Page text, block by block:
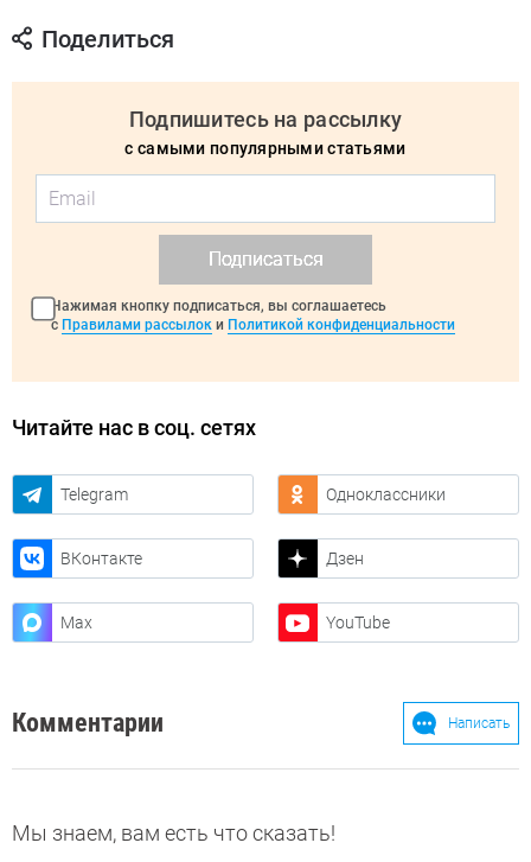
Поделиться
Подпишитесь на рассылку
с самыми популярными статьями
Подписаться
Нажимая кнопку подписаться, вы соглашаетесь
с Правилами рассылок и Политикой конфиденциальности
Читайте нас в соц. сетях
Telegram Одноклассники
ВКонтакте Дзен
Max YouTube
Комментарии Написать
Мы знаем, вам есть что сказать!